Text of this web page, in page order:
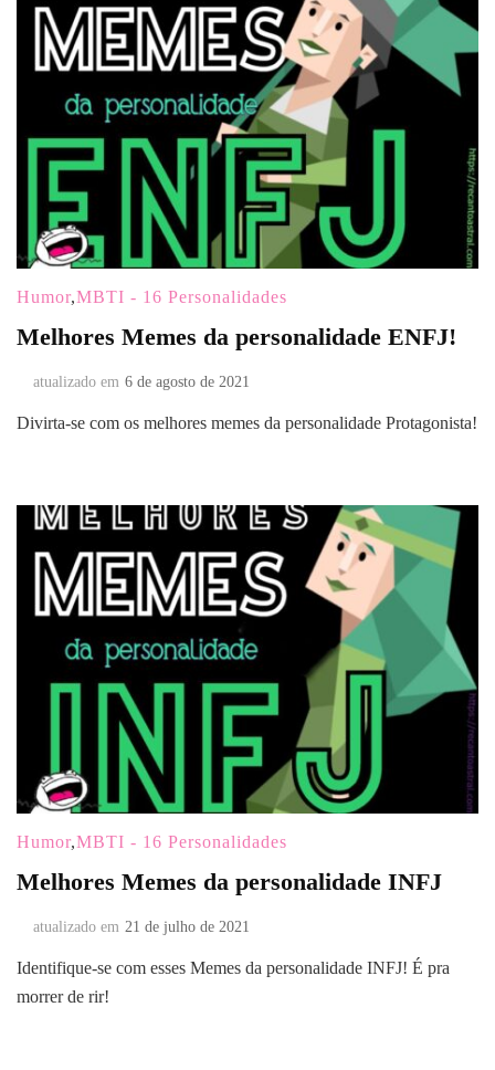
Humor,MBTI - 16 Personalidades
Melhores Memes da personalidade ENFJ!
atualizado em 6 de agosto de 2021
Divirta-se com os melhores memes da personalidade Protagonista!
Humor,MBTI - 16 Personalidades
Melhores Memes da personalidade INFJ
atualizado em 21 de julho de 2021
Identifique-se com esses Memes da personalidade INFJ! É pra
morrer de rir!